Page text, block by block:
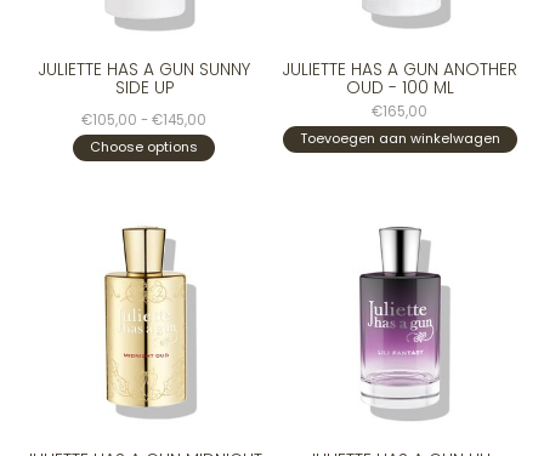
JULIETTE HAS A GUN SUNNY
SIDE UP
€105,00 - €145,00
Choose options
JULIETTE HAS A GUN ANOTHER
OUD - 100 ML
€165,00
Toevoegen aan winkelwagen